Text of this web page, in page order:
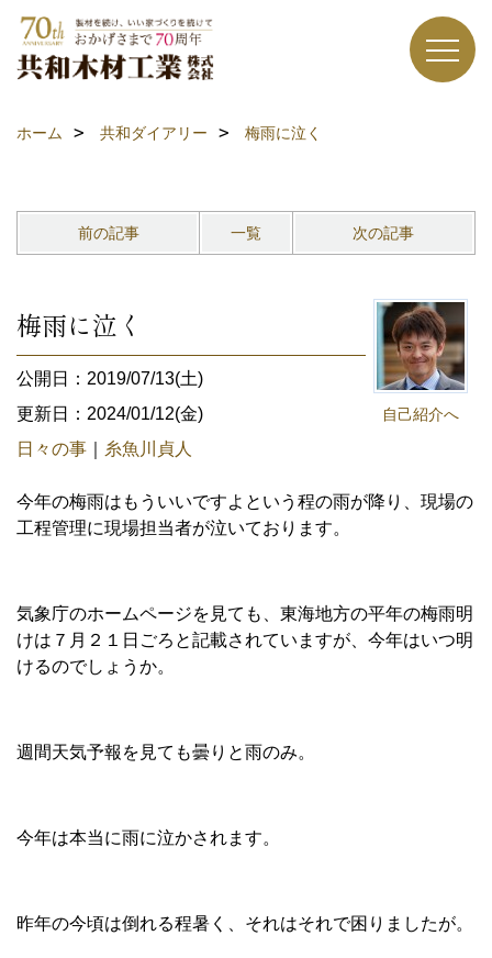
ホーム 共和ダイアリー 梅雨に泣く
前の記事 一覧 次の記事
自己紹介へ
梅雨に泣く
公開日：2019/07/13(土)
更新日：2024/01/12(金)
日々の事
糸魚川貞人
今年の梅雨はもういいですよという程の雨が降り、現場の
工程管理に現場担当者が泣いております。
気象庁のホームページを見ても、東海地方の平年の梅雨明
けは７月２１日ごろと記載されていますが、今年はいつ明
けるのでしょうか。
週間天気予報を見ても曇りと雨のみ。
今年は本当に雨に泣かされます。
昨年の今頃は倒れる程暑く、それはそれで困りましたが。